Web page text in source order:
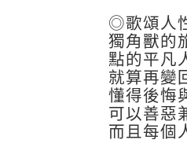
◎歌頌人
獨角獸的
點的平凡
就算再變
懂得後悔
可以善惡
而且每個